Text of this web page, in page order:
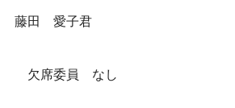
藤田 愛子君
欠席委員 なし